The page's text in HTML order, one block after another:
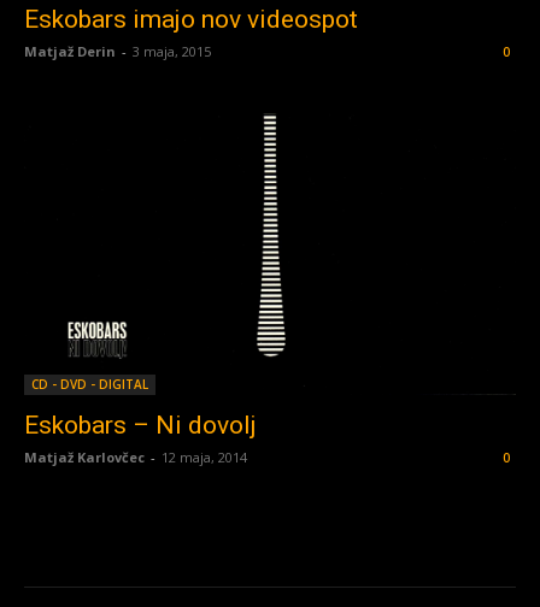
Eskobars imajo nov videospot
Matjaž Derin - 3 maja, 2015 0
CD - DVD - DIGITAL
Eskobars – Ni dovolj
Matjaž Karlovčec - 12 maja, 2014 0